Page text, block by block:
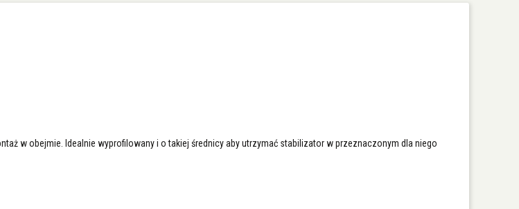
w obejmie. Idealnie wyprofilowany i o takiej średnicy aby utrzymać stabilizator w przeznaczonym dla niego